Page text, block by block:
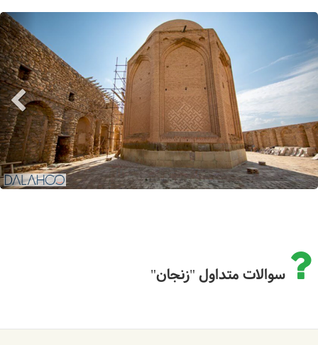
سوالات متداول "زنجان"